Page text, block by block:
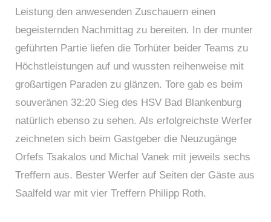
Leistung den anwesenden Zuschauern einen
begeisternden Nachmittag zu bereiten. In der munter
geführten Partie liefen die Torhüter beider Teams zu
Höchstleistungen auf und wussten reihenweise mit
großartigen Paraden zu glänzen. Tore gab es beim
souveränen 32:20 Sieg des HSV Bad Blankenburg
natürlich ebenso zu sehen. Als erfolgreichste Werfer
zeichneten sich beim Gastgeber die Neuzugänge
Orfefs Tsakalos und Michal Vanek mit jeweils sechs
Treffern aus. Bester Werfer auf Seiten der Gäste aus
Saalfeld war mit vier Treffern Philipp Roth.